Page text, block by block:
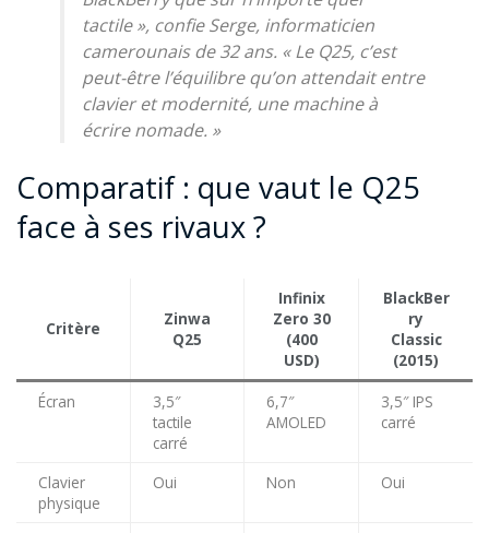
tactile », confie Serge, informaticien
camerounais de 32 ans. «Le Q25, c’est
peut-être l’équilibre qu’on attendait entre
clavier et modernité, une machine à
écrire nomade. »
Comparatif : que vaut le Q25
face à ses rivaux ?
Critère
Zinwa
Q25
Infinix
Zero 30
(400
USD)
BlackBer
ry
Classic
(2015)
Écran
3,5″
tactile
carré
6,7″
AMOLED
3,5″ IPS
carré
Clavier
physique
Oui Non Oui